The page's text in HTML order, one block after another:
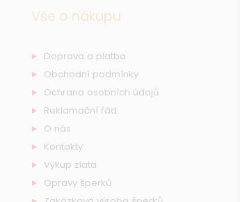
Vše o nákupu
Doprava a platba
Obchodní podmínky
Ochrana osobních údajů
Reklamační řád
O nás
Kontakty
Výkup zlata
Opravy šperků